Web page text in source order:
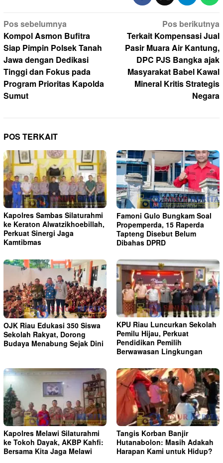
Navigasi
pos
Pos sebelumnya
Kompol Asmon Bufitra
Siap Pimpin Polsek Tanah
Jawa dengan Dedikasi
Tinggi dan Fokus pada
Program Prioritas Kapolda
Sumut
Pos berikutnya
Terkait Kompensasi Jual
Pasir Muara Air Kantung,
DPC PJS Bangka ajak
Masyarakat Babel Kawal
Mineral Kritis Strategis
Negara
POS TERKAIT
Kapolres Sambas Silaturahmi
ke Keraton Alwatzikhoebillah,
Perkuat Sinergi Jaga
Kamtibmas
Famoni Gulo Bungkam Soal
Propemperda, 15 Raperda
Tapteng Disebut Belum
Dibahas DPRD
OJK Riau Edukasi 350 Siswa
Sekolah Rakyat, Dorong
Budaya Menabung Sejak Dini
KPU Riau Luncurkan Sekolah
Pemilu Hijau, Perkuat
Pendidikan Pemilih
Berwawasan Lingkungan
Kapolres Melawi Silaturahmi
ke Tokoh Dayak, AKBP Kahfi:
Bersama Kita Jaga Melawi
Tangis Korban Banjir
Hutanabolon: Masih Adakah
Harapan Kami untuk Hidup?